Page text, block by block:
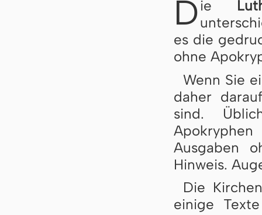
D ie
es die
ohne
Wenn Sie
daher
sind.
Ausgaben
Hinweis.
Die
einige